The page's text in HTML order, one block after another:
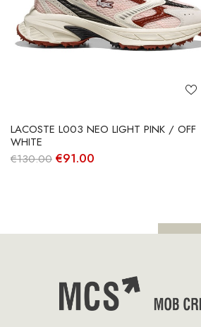
LACOSTE L003 NEO LIGHT PINK / OFF
WHITE
€130.00 O
€91.00